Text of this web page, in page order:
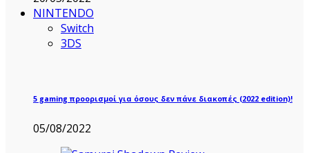
NINTENDO
Switch
3DS
5 gaming προορισμοί για όσους δεν πάνε διακοπές (2022 edition)!
05/08/2022